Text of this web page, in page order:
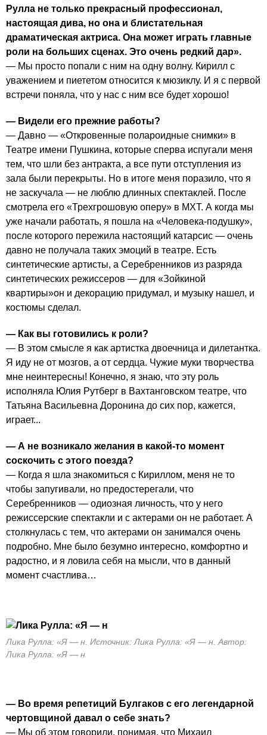
Рулла не только прекрасный профессионал,
настоящая дива, но она и блистательная
драматическая актриса. Она может играть главные
роли на больших сценах. Это очень редкий дар».
— Мы просто попали с ним на одну волну. Кирилл с
уважением и пиететом относится к мюзиклу. И я с первой
встречи поняла, что у нас с ним все будет хорошо!
— Видели его прежние работы?
— Давно — «Откровенные полароидные снимки» в
Театре имени Пушкина, которые сперва испугали меня
тем, что шли без антракта, а все пути отступления из
зала были перекрыты. Но в итоге меня поразило, что я
не заскучала — не люблю длинных спектаклей. После
смотрела его «Трехгрошовую оперу» в МХТ. А когда мы
уже начали работать, я пошла на «Человека-подушку»,
после которого пережила настоящий катарсис — очень
давно не получала таких эмоций в театре. Есть
синтетические артисты, а Серебренников из разряда
синтетических режиссеров — для «Зойкиной
квартиры»он и декорацию придумал, и музыку нашел, и
костюмы сделал.
— Как вы готовились к роли?
— В этом смысле я как артистка двоечница и дилетантка.
Я иду не от мозгов, а от сердца. Чужие муки творчества
мне неинтересны! Конечно, я знаю, что эту роль
исполняла Юлия Рутберг в Вахтанговском театре, что
Татьяна Васильевна Доронина до сих пор, кажется,
играет...
— А не возникало желания в какой-то момент
соскочить с этого поезда?
— Когда я шла знакомиться с Кириллом, меня не то
чтобы запугивали, но предостерегали, что
Серебренников — одиозная личность, что у него
режиссерские спектакли и с актерами он не работает. А
столкнулась с тем, что актерами он занимался очень
подробно. Мне было безумно интересно, комфортно и
радостно, и я ловила себя на мысли, что в данный
момент счастлива…
Лика Рулла: «Я — н. Источник: Лика Рулла: «Я — н. Автор:
Лика Рулла: «Я — н
— Во время репетиций Булгаков с его легендарной
чертовщиной давал о себе знать?
— Мы об этом говорили, понимая, что Михаил